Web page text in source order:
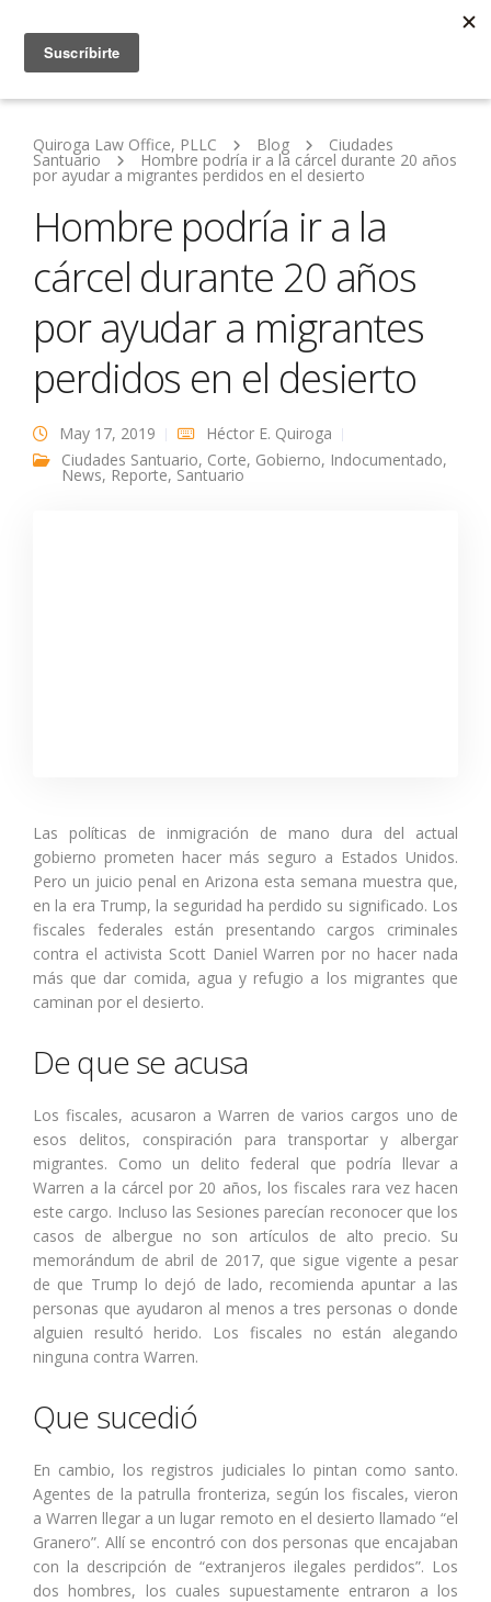
Quiroga Law Office, PLLC Blog Ciudades
Santuario Hombre podría ir a la cárcel durante 20 años
por ayudar a migrantes perdidos en el desierto
Hombre podría ir a la
cárcel durante 20 años
por ayudar a migrantes
perdidos en el desierto
May 17, 2019
Héctor E. Quiroga
Ciudades Santuario, Corte, Gobierno, Indocumentado,
News, Reporte, Santuario
Las políticas de inmigración de mano dura del actual
gobierno prometen hacer más seguro a Estados Unidos.
Pero un juicio penal en Arizona esta semana muestra que,
en la era Trump, la seguridad ha perdido su significado. Los
fiscales federales están presentando cargos criminales
contra el activista Scott Daniel Warren por no hacer nada
más que dar comida, agua y refugio a los migrantes que
caminan por el desierto.
De que se acusa
Los fiscales, acusaron a Warren de varios cargos uno de
esos delitos, conspiración para transportar y albergar
migrantes. Como un delito federal que podría llevar a
Warren a la cárcel por 20 años, los fiscales rara vez hacen
este cargo. Incluso las Sesiones parecían reconocer que los
casos de albergue no son artículos de alto precio. Su
memorándum de abril de 2017, que sigue vigente a pesar
de que Trump lo dejó de lado, recomienda apuntar a las
personas que ayudaron al menos a tres personas o donde
alguien resultó herido. Los fiscales no están alegando
ninguna contra Warren.
Que sucedió
En cambio, los registros judiciales lo pintan como santo.
Agentes de la patrulla fronteriza, según los fiscales, vieron
a Warren llegar a un lugar remoto en el desierto llamado “el
Granero”. Allí se encontró con dos personas que encajaban
con la descripción de “extranjeros ilegales perdidos”. Los
dos hombres, los cuales supuestamente entraron a los